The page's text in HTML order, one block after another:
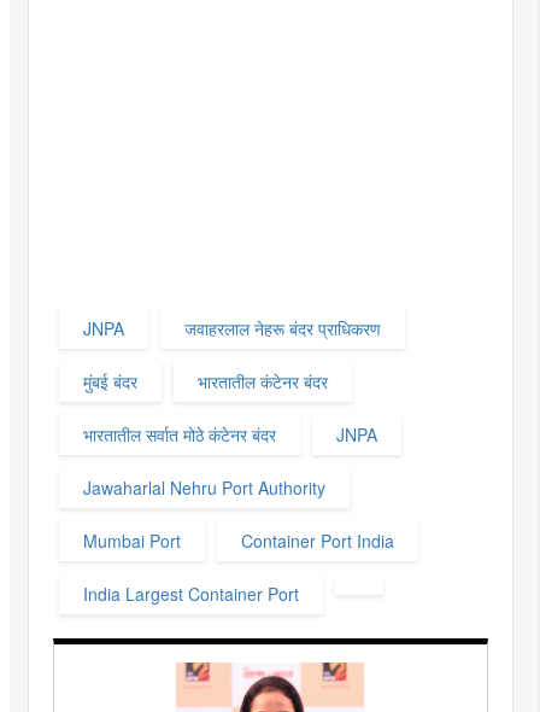
JNPA जवाहरलाल नेहरू बंदर प्राधिकरण
मुंबई बंदर भारतातील कंटेनर बंदर
भारतातील सर्वात मोठे कंटेनर बंदर JNPA
Jawaharlal Nehru Port Authority
Mumbai Port Container Port India
India Largest Container Port